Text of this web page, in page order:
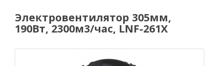
Электровентилятор 305мм,
190Вт, 2300м3/час, LNF-261X